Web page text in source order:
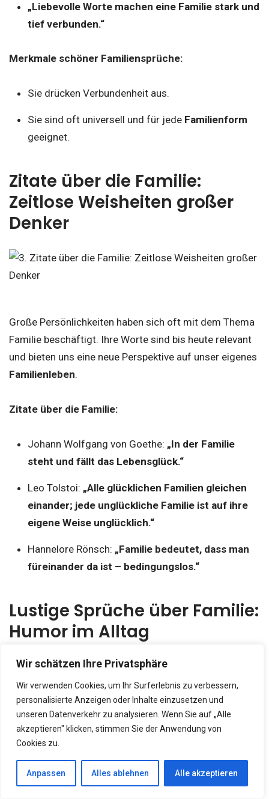
Wir schätzen Ihre Privatsphäre
Wir verwenden Cookies, um Ihr Surferlebnis zu verbessern,
personalisierte Anzeigen oder Inhalte einzusetzen und
unseren Datenverkehr zu analysieren. Wenn Sie auf „Alle
akzeptieren" klicken, stimmen Sie der Anwendung von
Cookies zu.
Anpassen Alles ablehnen Alle akzeptieren
„Liebevolle Worte machen eine Familie stark und
tief verbunden.“
Merkmale schöner Familiensprüche:
Sie drücken Verbundenheit aus.
Sie sind oft universell und für jede Familienform
geeignet.
Zitate über die Familie:
Zeitlose Weisheiten großer
Denker
Große Persönlichkeiten haben sich oft mit dem Thema
Familie beschäftigt. Ihre Worte sind bis heute relevant
und bieten uns eine neue Perspektive auf unser eigenes
Familienleben.
Zitate über die Familie:
Johann Wolfgang von Goethe: „In der Familie
steht und fällt das Lebensglück.“
Leo Tolstoi: „Alle glücklichen Familien gleichen
einander; jede unglückliche Familie ist auf ihre
eigene Weise unglücklich.“
Hannelore Rönsch: „Familie bedeutet, dass man
füreinander da ist – bedingungslos.“
Lustige Sprüche über Familie:
Humor im Alltag
Auch wenn Familie manchmal chaotisch ist, sorgt
genau das oft für die schönsten Erinnerungen.Lustige
Sprüchelockern den Alltag auf und bringen uns zum